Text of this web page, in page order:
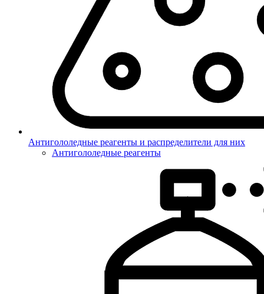
Антигололедные реагенты и распределители для них
Антигололедные реагенты